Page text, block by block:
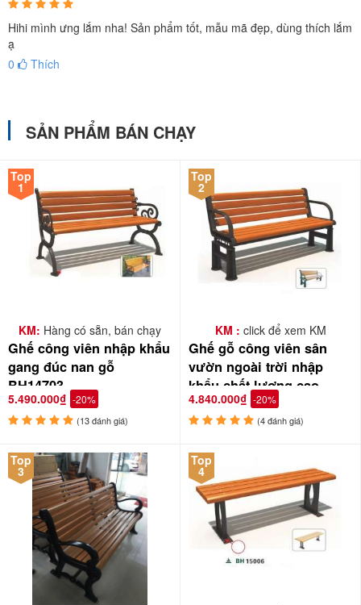
Hihi mình ưng lắm nha! Sản phẩm tốt, mẫu mã đẹp, dùng thích lắm
ạ
0
Thích
SẢN PHẨM BÁN CHẠY
Top
1
KM: Hàng có sẵn, bán chạy
Ghế công viên nhập khẩu
gang đúc nan gỗ
BH14703
5.490.000₫ -20%
(13 đánh giá)
Top
2
KM : click để xem KM
Ghế gỗ công viên sân
vườn ngoài trời nhập
khẩu chất lượng cao
GCVNK-02
4.840.000₫ -20%
(4 đánh giá)
Top
3
Top
4